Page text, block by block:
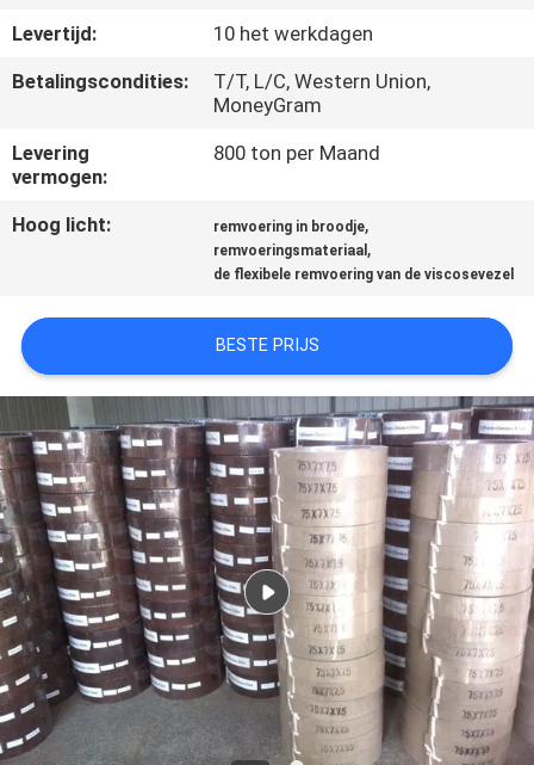
OM EEN
CITAAT
SITEMAP
PRIVACY
Levertijd:
10 het werkdagen
Betalingscondities:
T/T, L/C, Western Union,
MoneyGram
Levering
vermogen:
800 ton per Maand
Hoog licht: remvoering in broodje,
remvoeringsmateriaal ,
de flexibele remvoering van de viscosevezel
BESTE PRIJS